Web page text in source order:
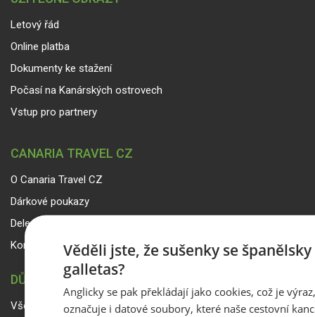
Letový řád
Online platba
Dokumenty ke stažení
Počasí na Kanárských ostrovech
Vstup pro partnery
CANARIA TRAVEL CZ
O Canaria Travel CZ
Dárkové poukazy
Delegáti
Kontakty
DŮLEŽITÉ INFORMACE
Všeobecné smluvní podmínky a reklamační řád
Věděli jste, že sušenky se
galletas?
Anglicky se pak překládají jako cookies, což je
označuje i datové soubory, které naše cestovní